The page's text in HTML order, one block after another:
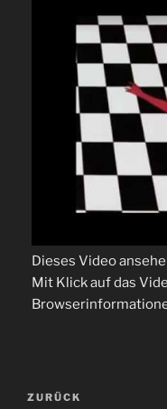
Dieses Video
Mit Klick auf das
Vorheriger
ZURÜCK